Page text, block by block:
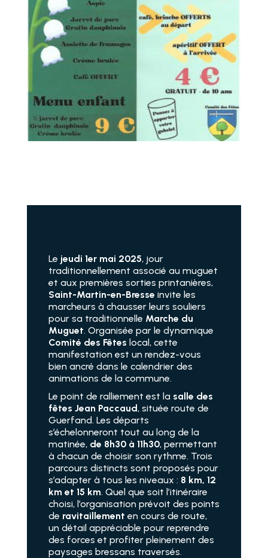
Le jeudi 1er mai 2025, jour
traditionnellement associé au muguet
et aux premières sorties printanières,
Saint-Martin-en-Bresse invite les
marcheurs à chausser leurs souliers
pour sa traditionnelle Marche du
Muguet. Organisée par le dynamique
Comité des Fêtes local, cette
manifestation est un rendez-vous
bien ancré dans le calendrier des
animations de la commune.
Le point de ralliement est la salle des
fêtes Jean Paccaud, située route de
Guerfand. Les départs
s’échelonneront tout au long de la
matinée, de 8h30 à 11h30, permettant
à chacun de choisir son rythme. Trois
parcours distincts sont proposés pour
s’adapter à tous les niveaux : 8 km, 12
km et 15 km. Quel que soit l’itinéraire
choisi, l’organisation prévoit des points
de ravitaillement en cours de route,
un détail appréciable pour reprendre
des forces et profiter pleinement des
paysages bressans traversés.